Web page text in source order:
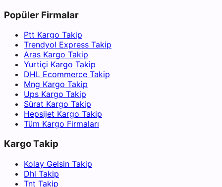
Popüler Firmalar
Ptt Kargo Takip
Trendyol Express Takip
Aras Kargo Takip
Yurtiçi Kargo Takip
DHL Ecommerce Takip
Mng Kargo Takip
Ups Kargo Takip
Sürat Kargo Takip
Hepsijet Kargo Takip
Tüm Kargo Firmaları
Kargo Takip
Kolay Gelsin Takip
Dhl Takip
Tnt Takip